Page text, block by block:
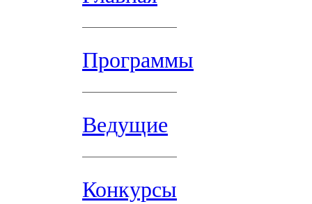
Программы
Ведущие
Конкурсы